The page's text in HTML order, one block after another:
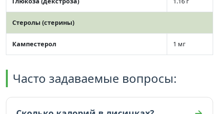
Стеролы (стерины)
Кампестерол 1 мг
Часто задаваемые вопросы: